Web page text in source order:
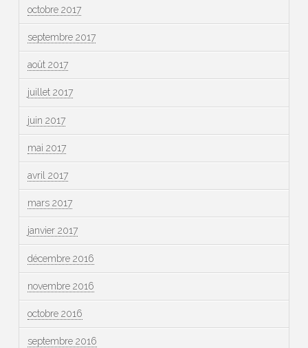
octobre 2017
septembre 2017
août 2017
juillet 2017
juin 2017
mai 2017
avril 2017
mars 2017
janvier 2017
décembre 2016
novembre 2016
octobre 2016
septembre 2016